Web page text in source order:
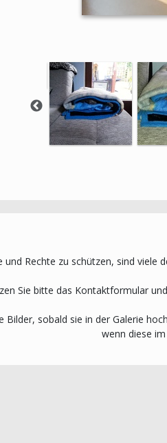
und Rechte zu schützen, sind
Sie bitte das Kontaktformular
Bilder, sobald sie in der Galerie
wenn diese